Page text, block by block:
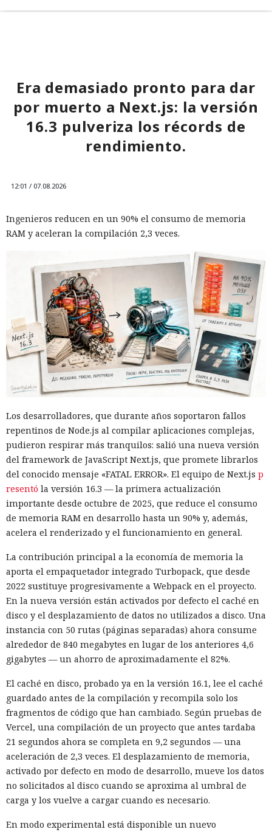
Era demasiado pronto para dar
por muerto a Next.js: la versión
16.3 pulveriza los récords de
rendimiento.
12:01 / 07.08.2026
Ingenieros reducen en un 90% el consumo de memoria
RAM y aceleran la compilación 2,3 veces.
Los desarrolladores, que durante años soportaron fallos
repentinos de Node.js al compilar aplicaciones complejas,
pudieron respirar más tranquilos: salió una nueva versión
del framework de JavaScript Next.js, que promete librarlos
del conocido mensaje «FATAL ERROR». El equipo de Next.js p
resentó la versión 16.3 — la primera actualización
importante desde octubre de 2025, que reduce el consumo
de memoria RAM en desarrollo hasta un 90% y, además,
acelera el renderizado y el funcionamiento en general.
La contribución principal a la economía de memoria la
aporta el empaquetador integrado Turbopack, que desde
2022 sustituye progresivamente a Webpack en el proyecto.
En la nueva versión están activados por defecto el caché en
disco y el desplazamiento de datos no utilizados a disco. Una
instancia con 50 rutas (páginas separadas) ahora consume
alrededor de 840 megabytes en lugar de los anteriores 4,6
gigabytes — un ahorro de aproximadamente el 82%.
El caché en disco, probado ya en la versión 16.1, lee el caché
guardado antes de la compilación y recompila solo los
fragmentos de código que han cambiado. Según pruebas de
Vercel, una compilación de un proyecto que antes tardaba
21 segundos ahora se completa en 9,2 segundos — una
aceleración de 2,3 veces. El desplazamiento de memoria,
activado por defecto en modo de desarrollo, mueve los datos
no solicitados al disco cuando se aproxima al umbral de
carga y los vuelve a cargar cuando es necesario.
En modo experimental está disponible un nuevo